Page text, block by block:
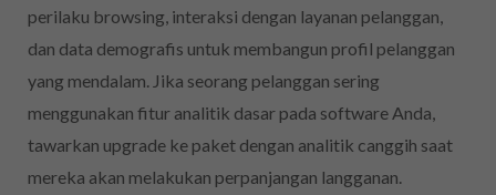
perilaku browsing, interaksi dengan layanan pelanggan,
dan data demografis untuk membangun profil pelanggan
yang mendalam. Jika seorang pelanggan sering
menggunakan fitur analitik dasar pada software Anda,
tawarkan upgrade ke paket dengan analitik canggih saat
mereka akan melakukan perpanjangan langganan.